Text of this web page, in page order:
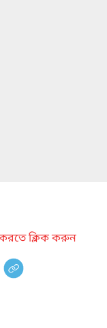
ক্লিক করুন